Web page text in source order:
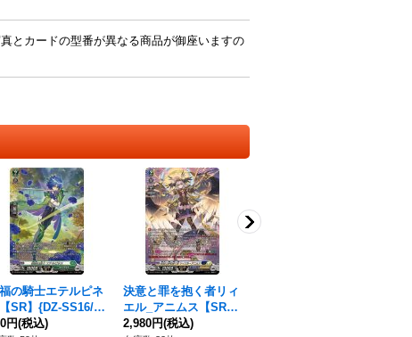
とカードの型番が異なる商品が御座いますの
の騎士エテルピネ
SR】{DZ-SS16/S
《ストイケイア》
円(税込)
決意と罪を抱く者リィ
エル_アニムス【SR】
{DZ-BT13/SR10}《ダ
2,980円(税込)